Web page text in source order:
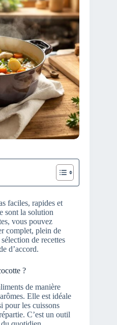
faciles, rapides et
sont la solution
vous pouvez
complet, plein de
de recettes
d’accord.
?
de manière
Elle est idéale
pour les cuissons
C’est un outil